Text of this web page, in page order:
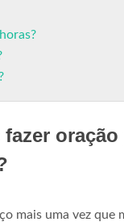
fazer
mais uma vez que